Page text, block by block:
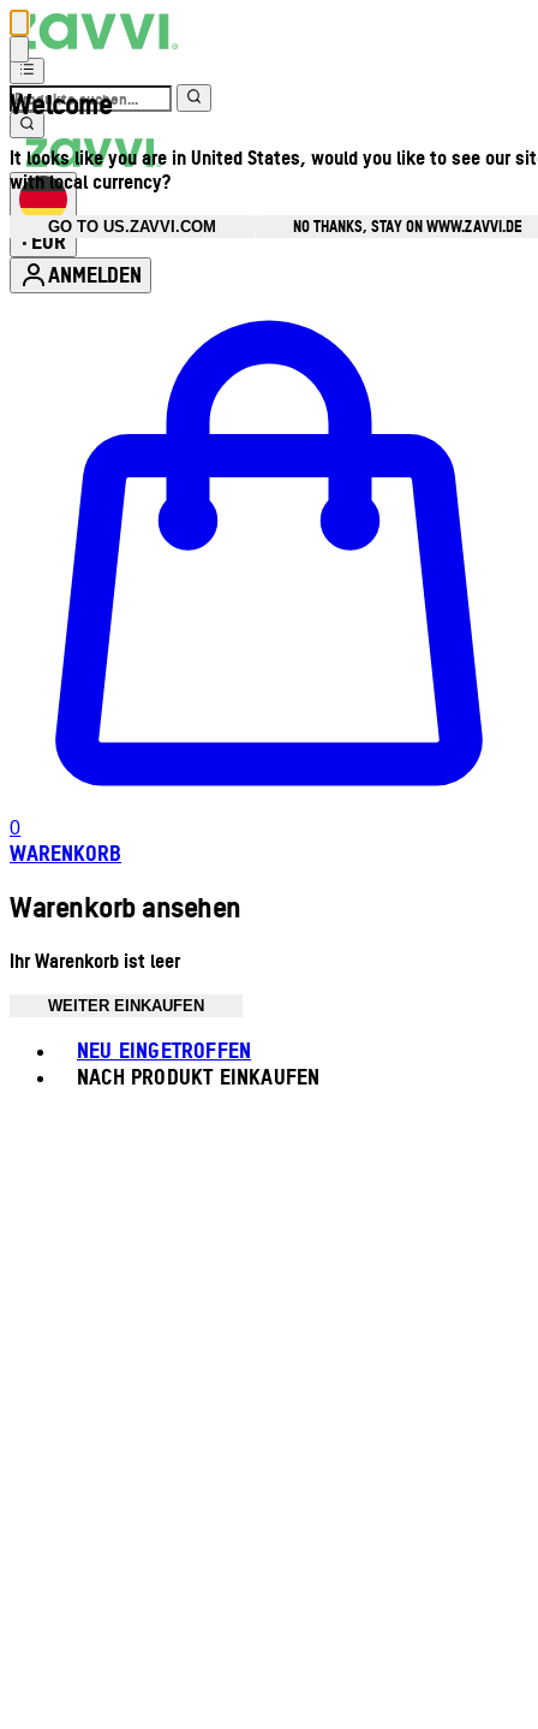
Welcome
It looks like you are in United States, would you like to see our
with local currency?
GO TO US.ZAVVI.COM
NO THANKS, STAY ON WWW.ZAVVI.DE
• EUR
ANMELDEN
0
WARENKORB
Warenkorb ansehen
Ihr Warenkorb ist leer
WEITER EINKAUFEN
NEU EINGETROFFEN
NACH PRODUKT EINKAUFEN